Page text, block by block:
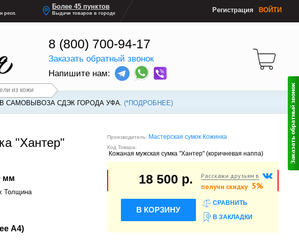
респ.
Более 45 пунктов
Выдачи товаров в городе Регистрация ВОЙТИ
8 (800) 700-94-17
Заказать обратный звонок
Напишите нам:
из кожи
САМОВЫВОЗА СДЭК ГОРОДА УФА. (*ПОДРОБНЕЕ)
"Хантер"
мм
Толщина
А4)
Производитель: Мастерская сумок Кожинка
Код Товара:
Кожаная мужская сумка "Хантер" (коричневая наппа)
18 500 р. Расскажи друзьям в
получи скидку 5%
В КОРЗИНУ
СРАВНИТЬ
В ЗАКЛАДКИ